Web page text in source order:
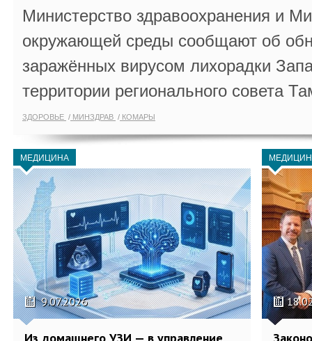
Министерство здравоохранения и
окружающей среды сообщают об
заражённых вирусом лихорадки
территории регионального совета
ЗДОРОВЬЕ МИНЗДРАВ КОМАРЫ
МЕДИЦИНА
9.07.2026